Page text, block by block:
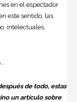
en el espectador
este sentido, las
intelectuales,
de todo, estas
un artículo sobre